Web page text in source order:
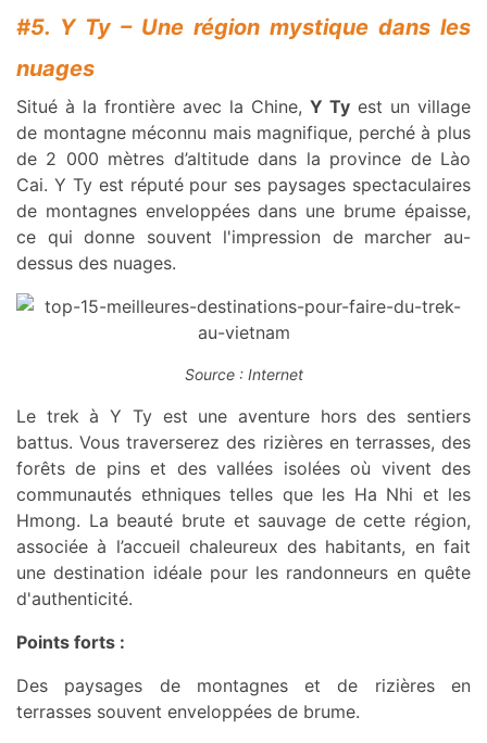
#5. Y Ty – Une région mystique dans les
nuages
Situé à la frontière avec la Chine, Y Ty est un village
de montagne méconnu mais magnifique, perché à plus
de 2 000 mètres d’altitude dans la province de Lào
Cai. Y Ty est réputé pour ses paysages spectaculaires
de montagnes enveloppées dans une brume épaisse,
ce qui donne souvent l'impression de marcher au-
dessus des nuages.
Source : Internet
Le trek à Y Ty est une aventure hors des sentiers
battus. Vous traverserez des rizières en terrasses, des
forêts de pins et des vallées isolées où vivent des
communautés ethniques telles que les Ha Nhi et les
Hmong. La beauté brute et sauvage de cette région,
associée à l’accueil chaleureux des habitants, en fait
une destination idéale pour les randonneurs en quête
d'authenticité.
Points forts :
Des paysages de montagnes et de rizières en
terrasses souvent enveloppées de brume.